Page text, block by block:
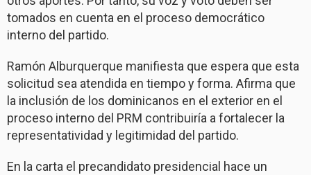
tomados en cuenta en el proceso democrático
interno del partido.
Ramón Alburquerque manifiesta que espera que esta
solicitud sea atendida en tiempo y forma. Afirma que
la inclusión de los dominicanos en el exterior en el
proceso interno del PRM contribuiría a fortalecer la
representatividad y legitimidad del partido.
En la carta el precandidato presidencial hace un